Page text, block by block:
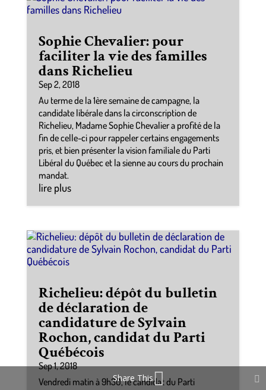
Sophie Chevalier: pour
faciliter la vie des familles
dans Richelieu
Sep 2, 2018
Au terme de la 1ère semaine de campagne, la
candidate libérale dans la circonscription de
Richelieu, Madame Sophie Chevalier a profité de la
fin de celle-ci pour rappeler certains engagements
pris, et bien présenter la vision familiale du Parti
Libéral du Québec et la sienne au cours du prochain
mandat.
lire plus
Richelieu: dépôt du bulletin
de déclaration de
candidature de Sylvain
Rochon, candidat du Parti
Québécois
Sep 1, 2018
Vendredi matin à 9h30, le candidat du Parti
Share This